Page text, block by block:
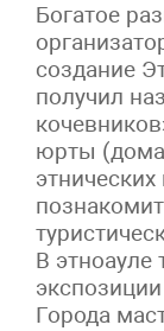
Богатое
создание
получил
юрты
этнических
В
Города